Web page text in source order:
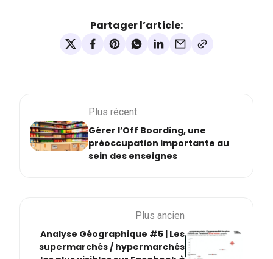
Partager l’article:
Plus récent
Gérer l’Off Boarding, une
préoccupation importante au
sein des enseignes
Plus ancien
Analyse Géographique #5 | Les
supermarchés / hypermarchés